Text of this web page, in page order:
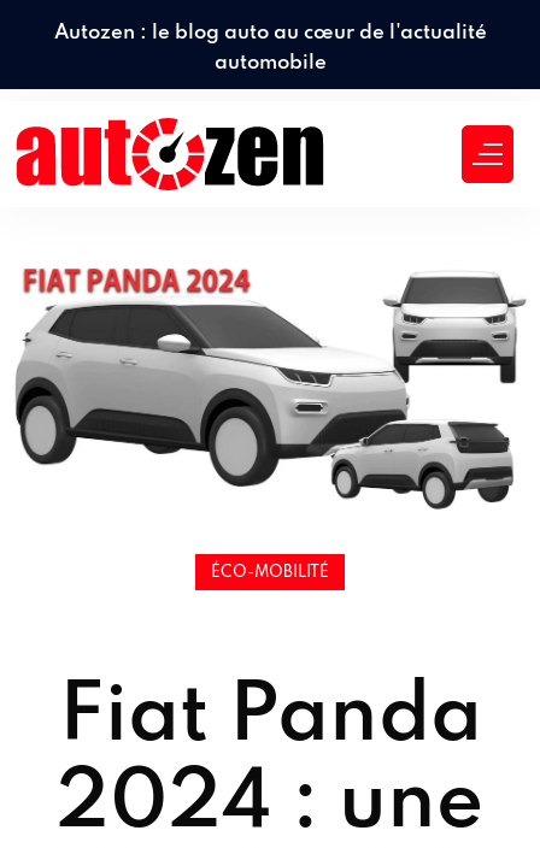
Autozen : le blog auto au cœur de l'actualité
automobile
ÉCO-MOBILITÉ
Fiat Panda
2024 : une